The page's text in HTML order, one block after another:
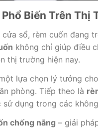
Biến Trên Thị
sổ, rèm cuốn đang
không chỉ giúp điều
thị trường hiện nay.
lựa chọn lý tưởng
phòng. Tiếp theo là
dụng trong các
chống nắng – giải